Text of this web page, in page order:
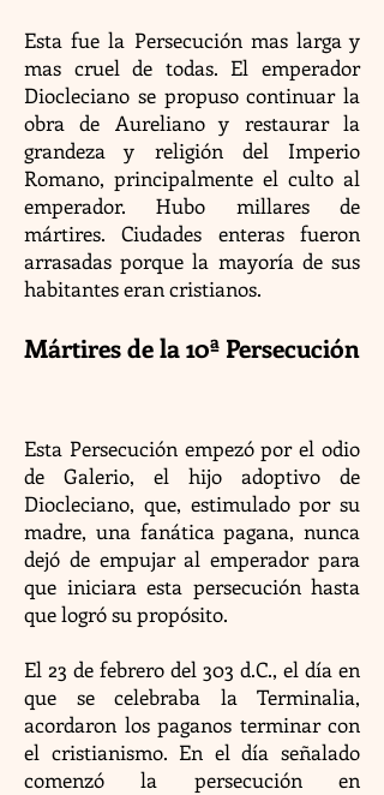
Esta fue la Persecución mas larga y
mas cruel de todas. El emperador
Diocleciano se propuso continuar la
obra de Aureliano y restaurar la
grandeza y religión del Imperio
Romano, principalmente el culto al
emperador. Hubo millares de
mártires. Ciudades enteras fueron
arrasadas porque la mayoría de sus
habitantes eran cristianos.
Mártires de la 10ª Persecución
Esta Persecución empezó por el odio
de Galerio, el hijo adoptivo de
Diocleciano, que, estimulado por su
madre, una fanática pagana, nunca
dejó de empujar al emperador para
que iniciara esta persecución hasta
que logró su propósito.
El 23 de febrero del 303 d.C., el día en
que se celebraba la Terminalia,
acordaron los paganos terminar con
el cristianismo. En el día señalado
comenzó la persecución en